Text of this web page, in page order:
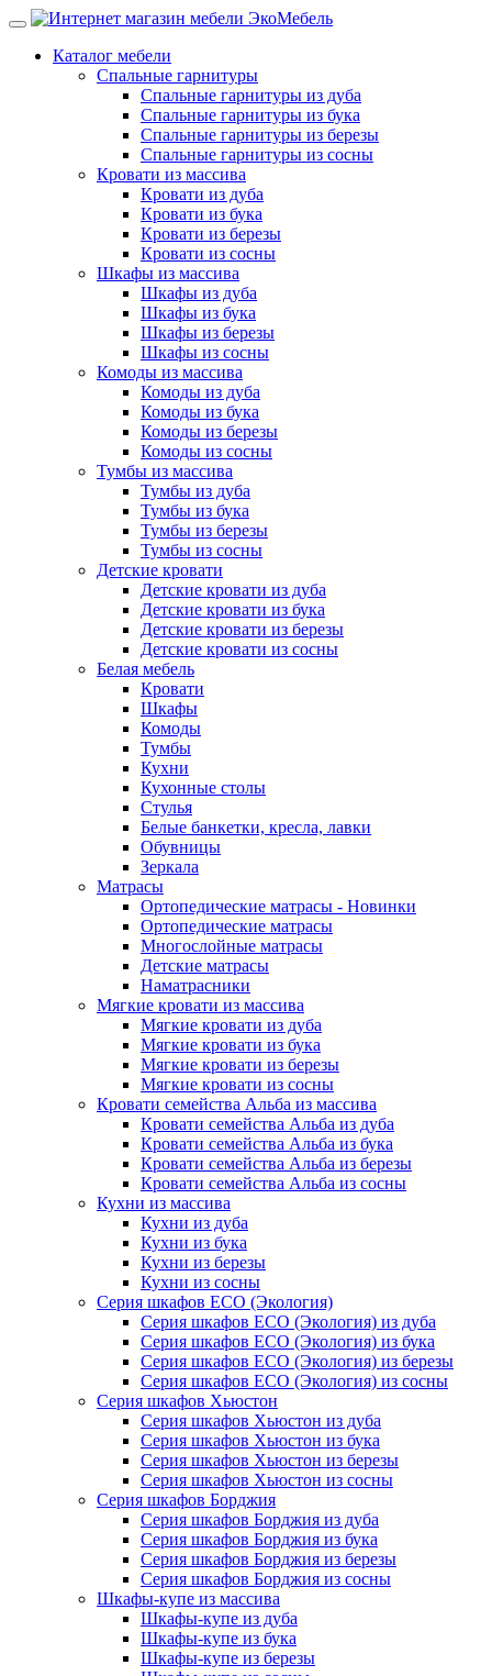
Каталог мебели
Спальные гарнитуры
Спальные гарнитуры из дуба
Спальные гарнитуры из бука
Спальные гарнитуры из березы
Спальные гарнитуры из сосны
Кровати из массива
Кровати из дуба
Кровати из бука
Кровати из березы
Кровати из сосны
Шкафы из массива
Шкафы из дуба
Шкафы из бука
Шкафы из березы
Шкафы из сосны
Комоды из массива
Комоды из дуба
Комоды из бука
Комоды из березы
Комоды из сосны
Тумбы из массива
Тумбы из дуба
Тумбы из бука
Тумбы из березы
Тумбы из сосны
Детские кровати
Детские кровати из дуба
Детские кровати из бука
Детские кровати из березы
Детские кровати из сосны
Белая мебель
Кровати
Шкафы
Комоды
Тумбы
Кухни
Кухонные столы
Стулья
Белые банкетки, кресла, лавки
Обувницы
Зеркала
Матрасы
Ортопедические матрасы - Новинки
Ортопедические матрасы
Многослойные матрасы
Детские матрасы
Наматрасники
Мягкие кровати из массива
Мягкие кровати из дуба
Мягкие кровати из бука
Мягкие кровати из березы
Мягкие кровати из сосны
Кровати семейства Альба из массива
Кровати семейства Альба из дуба
Кровати семейства Альба из бука
Кровати семейства Альба из березы
Кровати семейства Альба из сосны
Кухни из массива
Кухни из дуба
Кухни из бука
Кухни из березы
Кухни из сосны
Серия шкафов ECO (Экология)
Серия шкафов ECO (Экология) из дуба
Серия шкафов ECO (Экология) из бука
Серия шкафов ECO (Экология) из березы
Серия шкафов ECO (Экология) из сосны
Серия шкафов Хьюстон
Серия шкафов Хьюстон из дуба
Серия шкафов Хьюстон из бука
Серия шкафов Хьюстон из березы
Серия шкафов Хьюстон из сосны
Серия шкафов Борджия
Серия шкафов Борджия из дуба
Серия шкафов Борджия из бука
Серия шкафов Борджия из березы
Серия шкафов Борджия из сосны
Шкафы-купе из массива
Шкафы-купе из дуба
Шкафы-купе из бука
Шкафы-купе из березы